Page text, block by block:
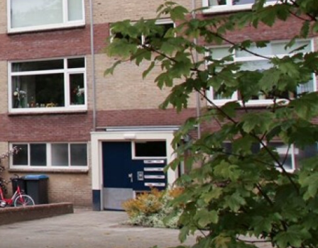
in Enschede?